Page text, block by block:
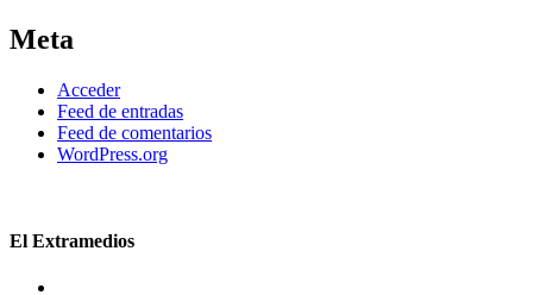
Meta
Acceder
Feed de entradas
Feed de comentarios
WordPress.org
El Extramedios